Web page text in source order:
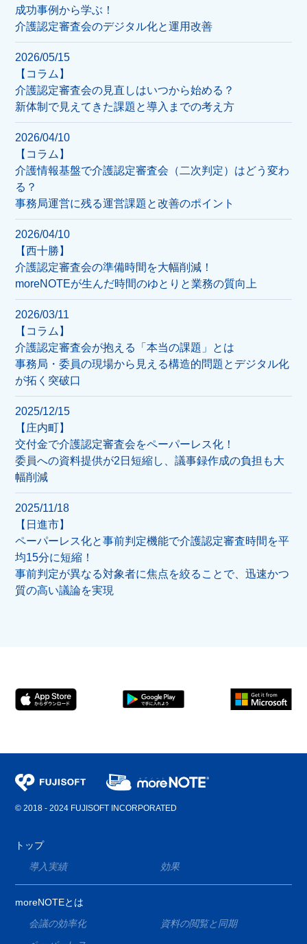
成功事例から学ぶ！
介護認定審査会のデジタル化と運用改善
2026/05/15
【コラム】
介護認定審査会の見直しはいつから始める？
新体制で見えてきた課題と導入までの考え方
2026/04/10
【コラム】
介護情報基盤で介護認定審査会（二次判定）はどう変わ
る？
事務局運営に残る運営課題と改善のポイント
2026/04/10
【西十勝】
介護認定審査会の準備時間を大幅削減！
moreNOTEが生んだ時間のゆとりと業務の質向上
2026/03/11
【コラム】
介護認定審査会が抱える「本当の課題」とは
事務局・委員の現場から見える構造的問題とデジタル化
が拓く突破口
2025/12/15
【庄内町】
交付金で介護認定審査会をペーパーレス化！
委員への資料提供が2日短縮し、議事録作成の負担も大
幅削減
2025/11/18
【日進市】
ペーパーレス化と事前判定機能で介護認定審査時間を平
均15分に短縮！
事前判定が異なる対象者に焦点を絞ることで、迅速かつ
質の高い議論を実現
© 2018 - 2024 FUJISOFT INCORPORATED
トップ
導入実績
効果
moreNOTEとは
会議の効率化
資料の閲覧と同期